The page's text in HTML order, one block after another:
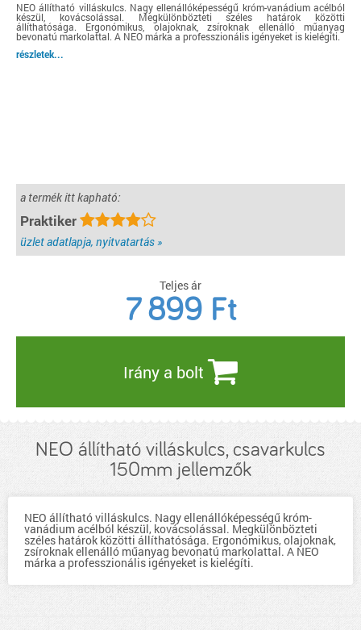
NEO állítható villáskulcs. Nagy ellenállóképességű króm-vanádium acélból
készül, kovácsolással. Megkülönbözteti széles határok közötti
állíthatósága. Ergonómikus, olajoknak, zsíroknak ellenálló műanyag
bevonatú markolattal. A NEO márka a professzionális igényeket is kielégíti.
részletek...
a termék itt kapható:
Praktiker
üzlet adatlapja, nyitvatartás »
Teljes ár
7 899 Ft
Irány a bolt
NEO állítható villáskulcs, csavarkulcs
150mm jellemzők
NEO állítható villáskulcs. Nagy ellenállóképességű króm-
vanádium acélból készül, kovácsolással. Megkülönbözteti
széles határok közötti állíthatósága. Ergonómikus, olajoknak,
zsíroknak ellenálló műanyag bevonatú markolattal. A NEO
márka a professzionális igényeket is kielégíti.